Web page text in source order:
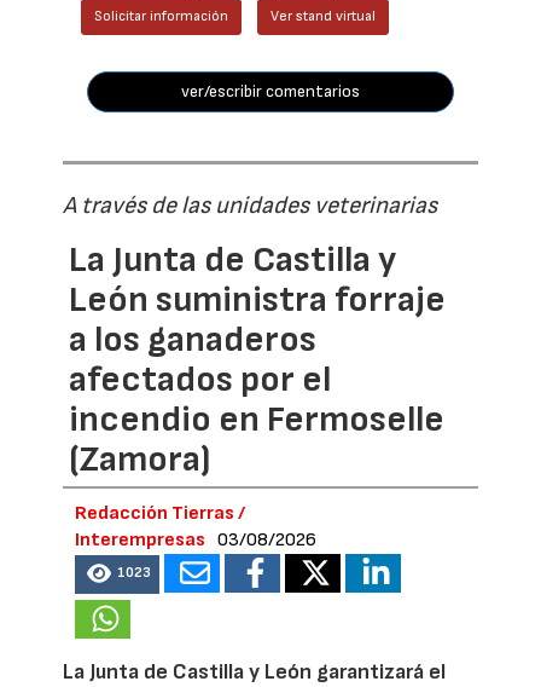
Solicitar información Ver stand virtual
ver/escribir comentarios
A través de las unidades veterinarias
La Junta de Castilla y
León suministra forraje
a los ganaderos
afectados por el
incendio en Fermoselle
(Zamora)
Redacción Tierras /
Interempresas
03/08/2026
1023
La Junta de Castilla y León garantizará el